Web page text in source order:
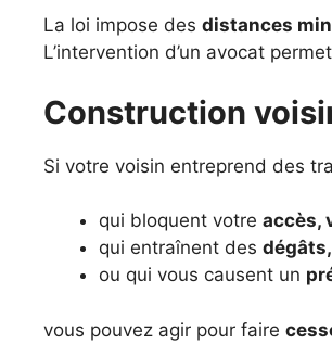
La loi impose des distances
L’intervention d’un avocat permet
Construction
Si votre voisin entreprend des
qui bloquent votre accès,
qui entraînent des
ou qui vous causent un
vous pouvez agir pour faire